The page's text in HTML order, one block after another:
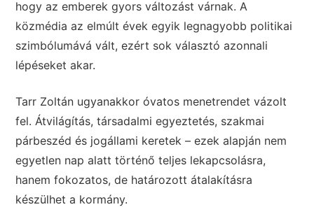
hogy az emberek gyors változást várnak. A
közmédia az elmúlt évek egyik legnagyobb politikai
szimbólumává vált, ezért sok választó azonnali
lépéseket akar.
Tarr Zoltán ugyanakkor óvatos menetrendet vázolt
fel. Átvilágítás, társadalmi egyeztetés, szakmai
párbeszéd és jogállami keretek – ezek alapján nem
egyetlen nap alatt történő teljes lekapcsolásra,
hanem fokozatos, de határozott átalakításra
készülhet a kormány.